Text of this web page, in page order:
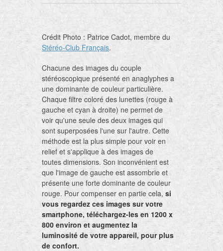
Crédit Photo : Patrice Cadot, membre du
Stéréo-Club Français.
Chacune des images du couple
stéréoscopique présenté en anaglyphes a
une dominante de couleur particulière.
Chaque filtre coloré des lunettes (rouge à
gauche et cyan à droite) ne permet de
voir qu'une seule des deux images qui
sont superposées l'une sur l'autre. Cette
méthode est la plus simple pour voir en
relief et s'applique à des images de
toutes dimensions. Son inconvénient est
que l'image de gauche est assombrie et
présente une forte dominante de couleur
rouge. Pour compenser en partie cela, si
vous regardez ces images sur votre
smartphone, téléchargez-les en 1200 x
800 environ et augmentez la
luminosité de votre appareil, pour plus
de confort.